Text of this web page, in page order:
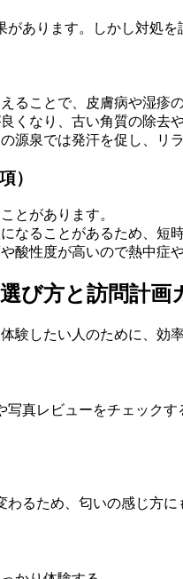
あります。しかし対処
ることで、皮膚病や湿疹
くなり、古い角質の除去
源泉では発汗を促し、リ
）
とがあります。
なることがあるため、短
酸性度が高いので熱中症
び方と訪問計画
験したい人のために、効
真レビューをチェック
るため、匂いの感じ方